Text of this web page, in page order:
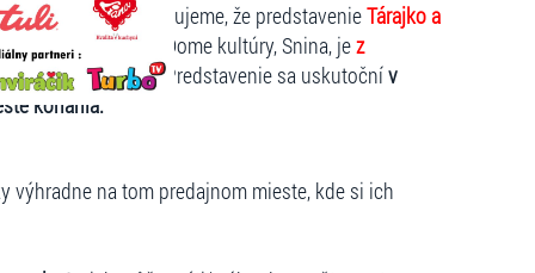
predaja oznamujeme, že predstavenieTárajko a
o 16:00 hod. v Dome kultúry, Snina, jez
ZMENENÉ!Predstavenie sa uskutočnív
konania.
výhradne na tom predajnom mieste, kde si ich